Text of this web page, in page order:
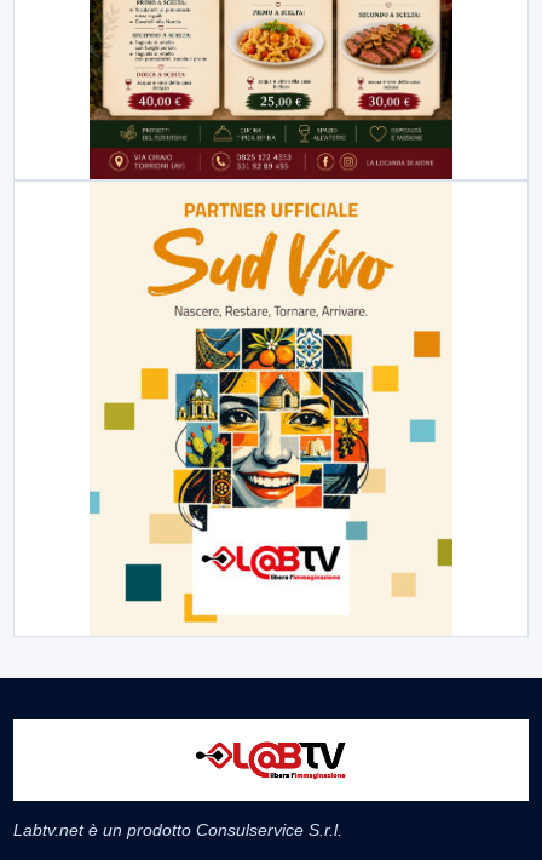
Labtv.net è un prodotto Consulservice S.r.l.